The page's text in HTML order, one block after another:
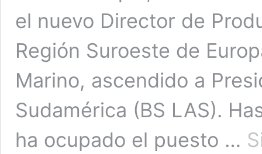
el nuevo Director de
Región Suroeste de
Marino, ascendido a
Sudamérica (BS LAS).
ha ocupado el puesto …